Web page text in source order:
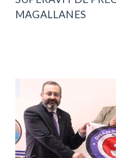
MAGALLANES